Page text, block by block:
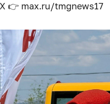
👉 max.ru/tmgnews17